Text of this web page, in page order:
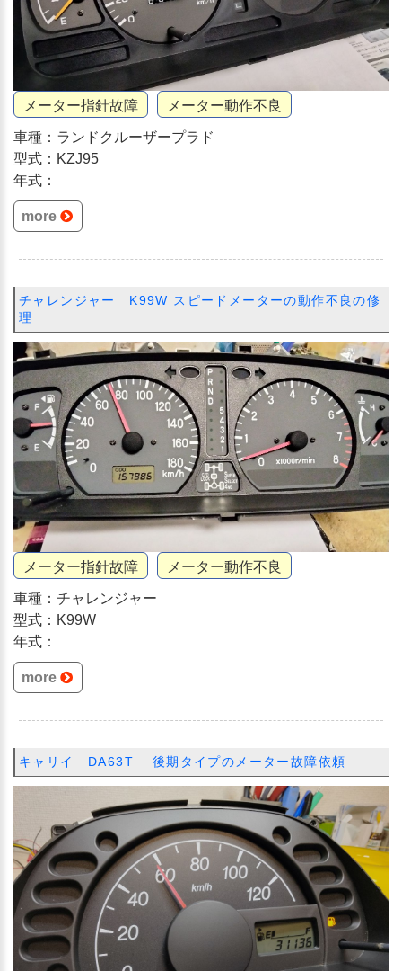
メーター指針故障 メーター動作不良
車種：ランドクルーザープラド
型式：KZJ95
年式：
more
チャレンジャー K99W スピードメーターの動作不良の修
理
メーター指針故障 メーター動作不良
車種：チャレンジャー
型式：K99W
年式：
more
キャリイ DA63T 後期タイプのメーター故障依頼